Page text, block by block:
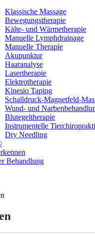
Klassische Massage
Bewegungstherapie
Kälte- und Wärmetherapie
Manuelle Lymphdrainage
Manuelle Therapie
Akupunktur
Haaranalyse
Lasertherapie
Elektrotherapie
Kinesio Taping
Schalldruck-Magnetfeld-
Wund- und
Blutegeltherapie
Instrumentelle
Dry Needling
Behandlung